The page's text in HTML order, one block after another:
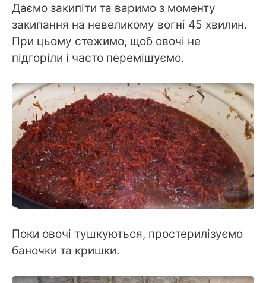
Даємо закипіти та варимо з моменту
закипання на невеликому вогні 45 хвилин.
При цьому стежимо, щоб овочі не
підгоріли і часто перемішуємо.
Поки овочі тушкуються, простерилізуємо
баночки та кришки.